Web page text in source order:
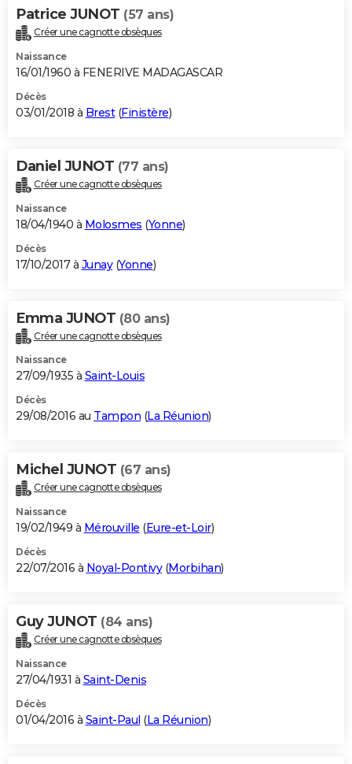
Patrice JUNOT (57 ans)
Créer une cagnotte obsèques
Naissance
16/01/1960 à FENERIVE MADAGASCAR
Décès
03/01/2018 à Brest(Finistère)
Daniel JUNOT (77 ans)
Créer une cagnotte obsèques
Naissance
18/04/1940 à Molosmes (Yonne)
Décès
17/10/2017 à Junay(Yonne)
Emma JUNOT (80 ans)
Créer une cagnotte obsèques
Naissance
27/09/1935 à Saint-Louis
Décès
29/08/2016 au Tampon (La Réunion)
Michel JUNOT (67 ans)
Créer une cagnotte obsèques
Naissance
19/02/1949 à Mérouville (Eure-et-Loir)
Décès
22/07/2016 à Noyal-Pontivy(Morbihan)
Guy JUNOT (84 ans)
Créer une cagnotte obsèques
Naissance
27/04/1931 à Saint-Denis
Décès
01/04/2016 à Saint-Paul (La Réunion)